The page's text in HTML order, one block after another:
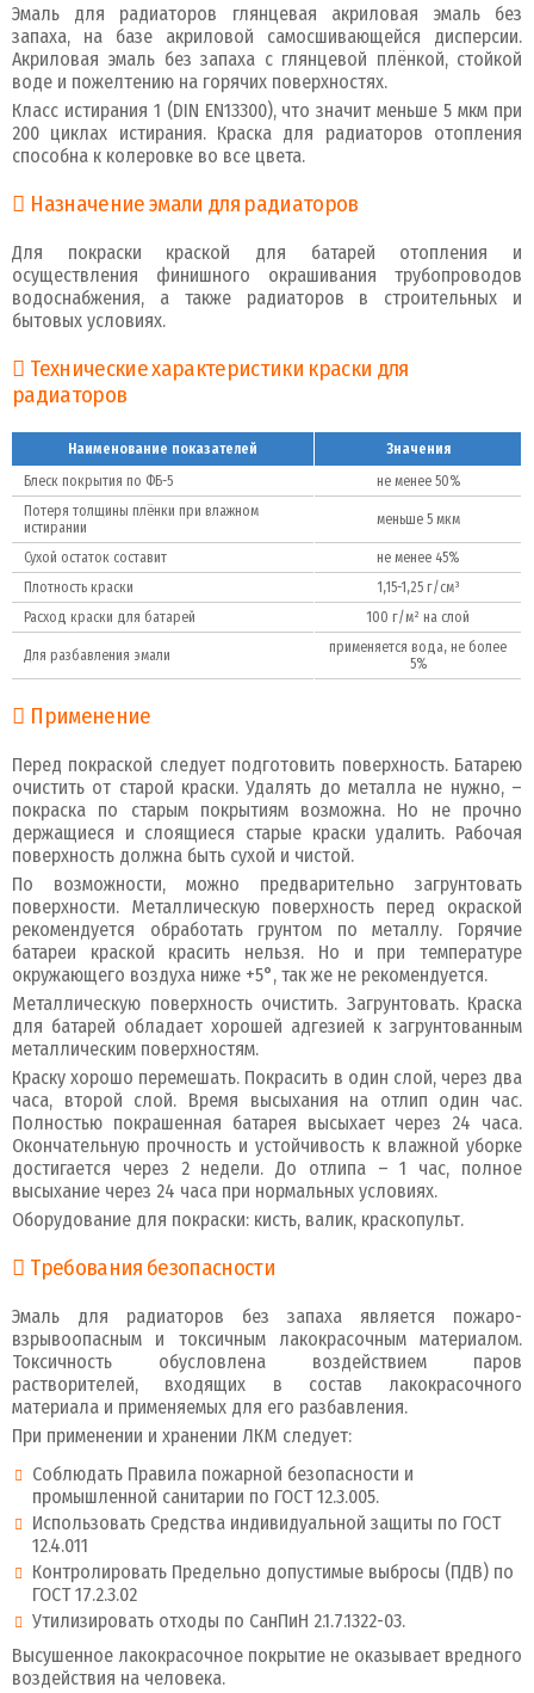
Эмаль для радиаторов глянцевая акриловая эмаль без
запаха, на базе акриловой самосшивающейся дисперсии.
Акриловая эмаль без запаха с глянцевой плёнкой, стойкой
воде и пожелтению на горячих поверхностях.
Класс истирания 1 (DIN EN13300), что значит меньше 5 мкм при
200 циклах истирания. Краска для радиаторов отопления
способна к колеровке во все цвета.
Назначение эмали для радиаторов
Для покраски краской для батарей отопления и
осуществления финишного окрашивания трубопроводов
водоснабжения, а также радиаторов в строительных и
бытовых условиях.
Технические характеристики краски для
радиаторов
Наименование показателей
Значения
Блеск покрытия по ФБ-5
не менее 50%
Потеря толщины плёнки при влажном
истирании
меньше 5 мкм
Сухой остаток составит
не менее 45%
Плотность краски
1,15-1,25 г/см³
Расход краски для батарей
100 г/м² на слой
Для разбавления эмали
применяется вода, не более
5%
Применение
Перед покраской следует подготовить поверхность. Батарею
очистить от старой краски. Удалять до металла не нужно, –
покраска по старым покрытиям возможна. Но не прочно
держащиеся и слоящиеся старые краски удалить. Рабочая
поверхность должна быть сухой и чистой.
По возможности, можно предварительно загрунтовать
поверхности. Металлическую поверхность перед окраской
рекомендуется обработать грунтом по металлу. Горячие
батареи краской красить нельзя. Но и при температуре
окружающего воздуха ниже +5°, так же не рекомендуется.
Металлическую поверхность очистить. Загрунтовать. Краска
для батарей обладает хорошей адгезией к загрунтованным
металлическим поверхностям.
Краску хорошо перемешать. Покрасить в один слой, через два
часа, второй слой. Время высыхания на отлип один час.
Полностью покрашенная батарея высыхает через 24 часа.
Окончательную прочность и устойчивость к влажной уборке
достигается через 2 недели. До отлипа – 1 час, полное
высыхание через 24 часа при нормальных условиях.
Оборудование для покраски: кисть, валик, краскопульт.
Требования безопасности
Эмаль для радиаторов без запаха является пожаро-
взрывоопасным и токсичным лакокрасочным материалом.
Токсичность обусловлена воздействием паров
растворителей, входящих в состав лакокрасочного
материала и применяемых для его разбавления.
При применении и хранении ЛКМ следует:
Соблюдать Правила пожарной безопасности и
промышленной санитарии по ГОСТ 12.3.005.
Использовать Средства индивидуальной защиты по ГОСТ
12.4.011
Контролировать Предельно допустимые выбросы (ПДВ) по
ГОСТ 17.2.3.02
Утилизировать отходы по СанПиН 2.1.7.1322-03.
Высушенное лакокрасочное покрытие не оказывает вредного
воздействия на человека.